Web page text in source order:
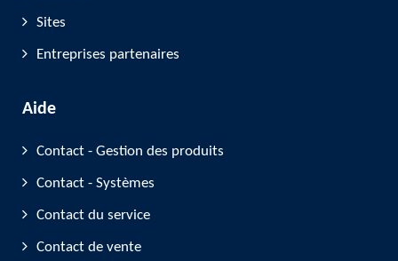
Sites
Entreprises partenaires
Aide
Contact - Gestion des produits
Contact - Systèmes
Contact du service
Contact de vente